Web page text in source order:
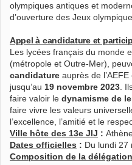
olympiques antiques et
d’ouverture des Jeux
Appel à candidature et
Les lycées français du monde
(métropole et Outre-Mer),
candidature auprès de l’AEFE
jusqu’au 19 novembre 2023 .
faire valoir le dynamisme de
faire vivre les valeurs
l’excellence, l’amitié et le
Ville hôte des 13e JIJ :
Dates officielles : Du lundi 27
Composition de la délégation